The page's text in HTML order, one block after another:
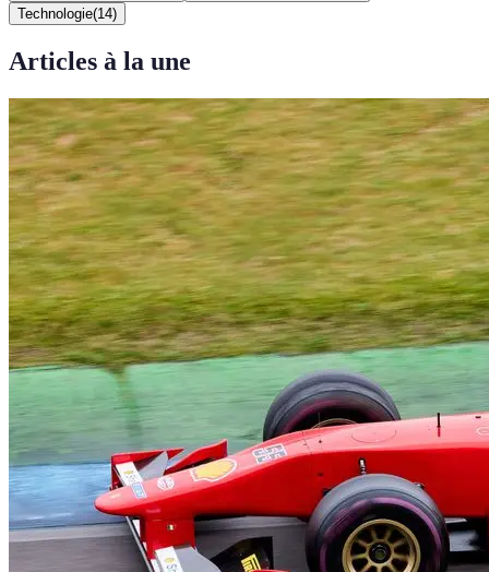
Technologie(14)
Articles à la une